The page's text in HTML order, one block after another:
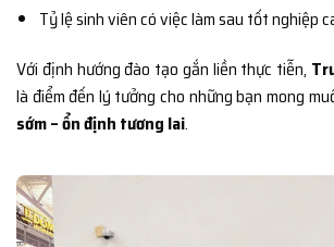
Tỷ lệ sinh viên có việc làm sau tốt nghiệp
Với định hướng đào tạo gắn liền thực tiễn,
là điểm đến lý tưởng cho những bạn mong
sớm – ổn định tương lai.